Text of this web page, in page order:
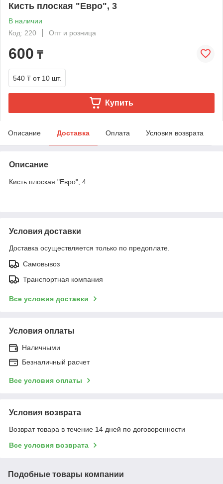
Кисть плоская "Евро", 3
В наличии
Код: 220
Опт и розница
600 ₸
540 ₸ от 10 шт.
Купить
Описание Доставка Оплата Условия возврата
Описание
Кисть плоская "Евро", 4
Условия доставки
Доставка осуществляется только по предоплате.
Самовывоз
Транспортная компания
Все условия доставки
Условия оплаты
Наличными
Безналичный расчет
Все условия оплаты
Условия возврата
Возврат товара в течение 14 дней по договоренности
Все условия возврата
Подобные товары компании